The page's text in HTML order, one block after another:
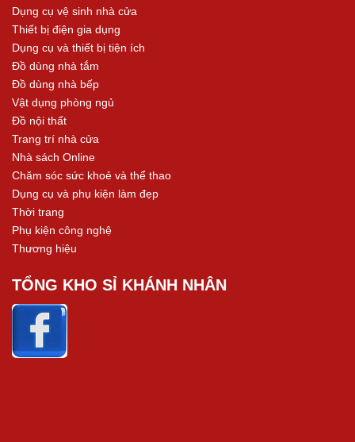
Dụng cụ vệ sinh nhà cửa
Thiết bị điện gia dụng
Dụng cụ và thiết bị tiện ích
Đồ dùng nhà tắm
Đồ dùng nhà bếp
Vật dụng phòng ngủ
Đồ nội thất
Trang trí nhà cửa
Nhà sách Online
Chăm sóc sức khoẻ và thể thao
Dụng cụ và phụ kiện làm đẹp
Thời trang
Phụ kiện công nghệ
Thương hiệu
TỔNG KHO SỈ KHÁNH NHÂN